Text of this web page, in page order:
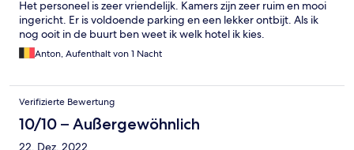
Het personeel is zeer vriendelijk. Kamers zijn zeer ruim en mooi
ingericht. Er is voldoende parking en een lekker ontbijt. Als ik
nog ooit in de buurt ben weet ik welk hotel ik kies.
Anton, Aufenthalt von 1 Nacht
Verifizierte Bewertung
10/10 – Außergewöhnlich
22. Dez. 2022